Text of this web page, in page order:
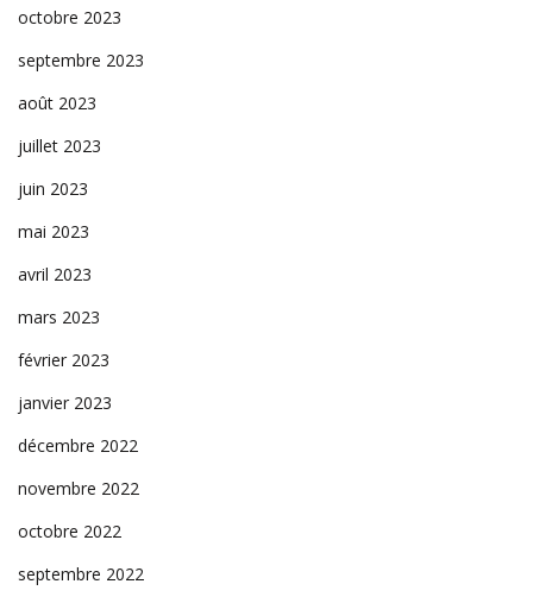
octobre 2023
septembre 2023
août 2023
juillet 2023
juin 2023
mai 2023
avril 2023
mars 2023
février 2023
janvier 2023
décembre 2022
novembre 2022
octobre 2022
septembre 2022